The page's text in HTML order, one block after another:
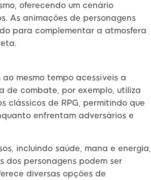
oferecendo um cenário
As animações de personagens
para complementar a atmosfera
mesmo tempo acessíveis a
de combate, por exemplo, utiliza
clássicos de RPG, permitindo que
enfrentam adversários e
incluindo saúde, mana e energia,
dos personagens podem ser
diversas opções de